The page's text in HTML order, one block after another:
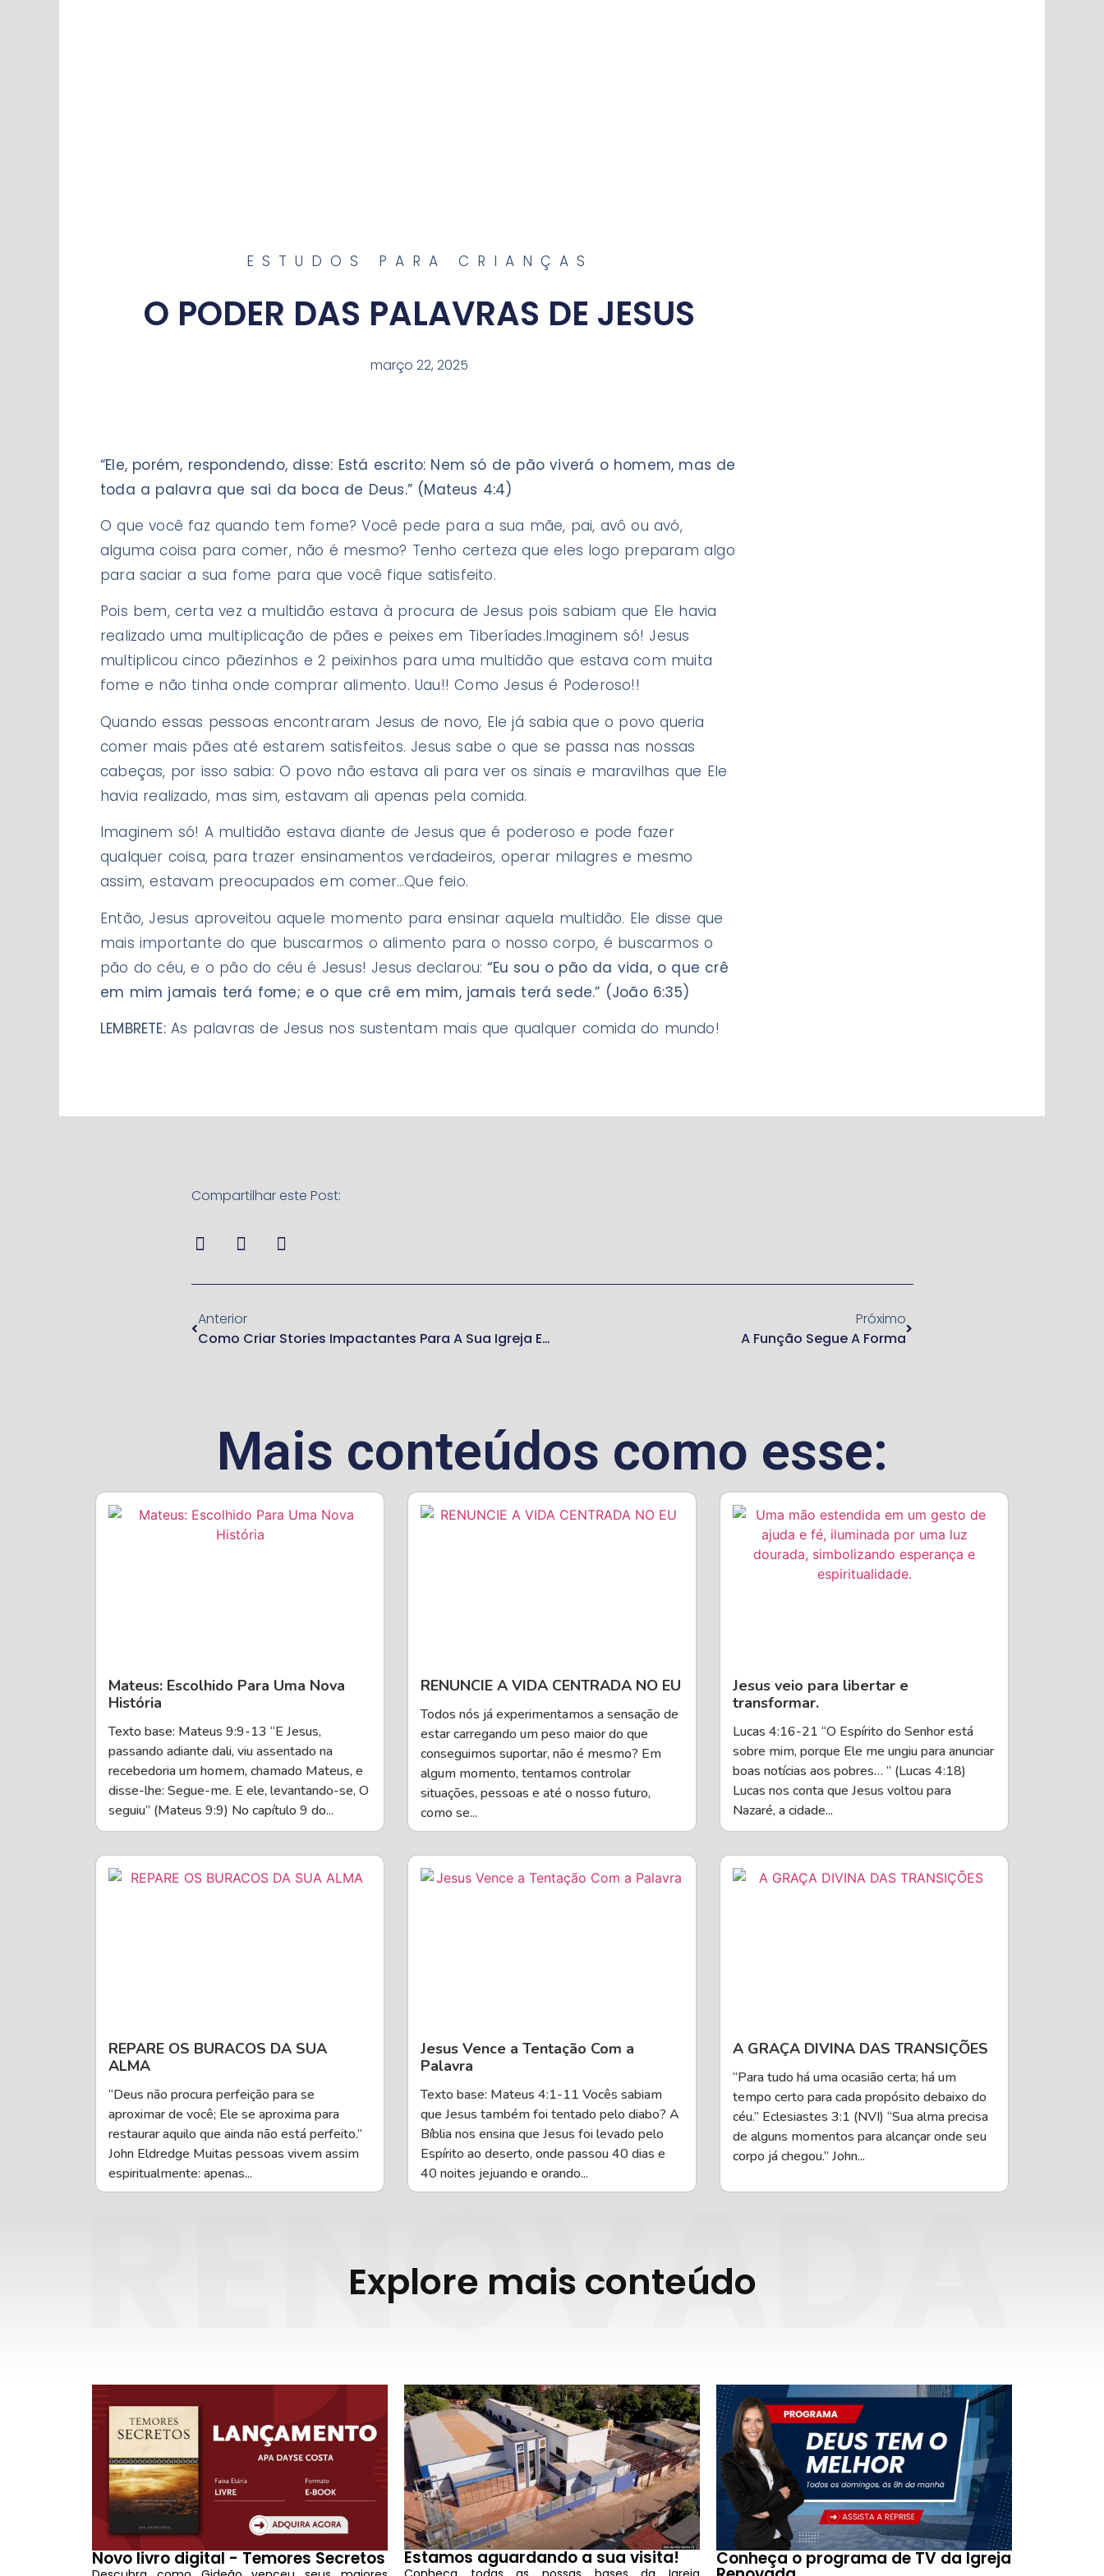
ESTUDOS PARA CRIANÇAS
O PODER DAS PALAVRAS DE JESUS
março 22, 2025
“Ele, porém, respondendo, disse: Está escrito: Nem só de pão viverá o homem, mas de
toda a palavra que sai da boca de Deus.” (Mateus 4:4)
O que você faz quando tem fome? Você pede para a sua mãe, pai, avô ou avó,
alguma coisa para comer, não é mesmo? Tenho certeza que eles logo preparam algo
para saciar a sua fome para que você fique satisfeito.
Pois bem, certa vez a multidão estava à procura de Jesus pois sabiam que Ele havia
realizado uma multiplicação de pães e peixes em Tiberíades.Imaginem só! Jesus
multiplicou cinco pãezinhos e 2 peixinhos para uma multidão que estava com muita
fome e não tinha onde comprar alimento. Uau!! Como Jesus é Poderoso!!
Quando essas pessoas encontraram Jesus de novo, Ele já sabia que o povo queria
comer mais pães até estarem satisfeitos. Jesus sabe o que se passa nas nossas
cabeças, por isso sabia: O povo não estava ali para ver os sinais e maravilhas que Ele
havia realizado, mas sim, estavam ali apenas pela comida.
Imaginem só! A multidão estava diante de Jesus que é poderoso e pode fazer
qualquer coisa, para trazer ensinamentos verdadeiros, operar milagres e mesmo
assim, estavam preocupados em comer…Que feio.
Então, Jesus aproveitou aquele momento para ensinar aquela multidão. Ele disse que
mais importante do que buscarmos o alimento para o nosso corpo, é buscarmos o
pão do céu, e o pão do céu é Jesus! Jesus declarou: “Eu sou o pão da vida, o que crê
em mim jamais terá fome; e o que crê em mim, jamais terá sede.” (João 6:35)
LEMBRETE:As palavras de Jesus nos sustentam mais que qualquer comida do mundo!
Compartilhar este Post:
Anterior
Como Criar Stories Impactantes Para A Sua Igreja E Aumentar O Engajamento
Próximo
A Função Segue A Forma
Mais conteúdos como esse:
Mateus: Escolhido Para Uma Nova
História
Texto base: Mateus 9:9-13 “E Jesus,
passando adiante dali, viu assentado na
recebedoria um homem, chamado Mateus, e
disse-lhe: Segue-me. E ele, levantando-se, O
seguiu” (Mateus 9:9) No capítulo 9 do...
RENUNCIE A VIDA CENTRADA NO EU
Todos nós já experimentamos a sensação de
estar carregando um peso maior do que
conseguimos suportar, não é mesmo? Em
algum momento, tentamos controlar
situações, pessoas e até o nosso futuro,
como se...
Jesus veio para libertar e
transformar.
Lucas 4:16-21 “O Espírito do Senhor está
sobre mim, porque Ele me ungiu para anunciar
boas notícias aos pobres… ” (Lucas 4:18)
Lucas nos conta que Jesus voltou para
Nazaré, a cidade...
REPARE OS BURACOS DA SUA
ALMA
“Deus não procura perfeição para se
aproximar de você; Ele se aproxima para
restaurar aquilo que ainda não está perfeito.”
John Eldredge Muitas pessoas vivem assim
espiritualmente: apenas...
Jesus Vence a Tentação Com a
Palavra
Texto base: Mateus 4:1-11 Vocês sabiam
que Jesus também foi tentado pelo diabo? A
Bíblia nos ensina que Jesus foi levado pelo
Espírito ao deserto, onde passou 40 dias e
40 noites jejuando e orando...
A GRAÇA DIVINA DAS TRANSIÇÕES
“Para tudo há uma ocasião certa; há um
tempo certo para cada propósito debaixo do
céu.” Eclesiastes 3:1 (NVI) “Sua alma precisa
de alguns momentos para alcançar onde seu
corpo já chegou.” John...
RENOVADA
Explore mais conteúdo
Novo livro digital - Temores Secretos Estamos aguardando a sua visita! Conheça o programa de TV da Igreja